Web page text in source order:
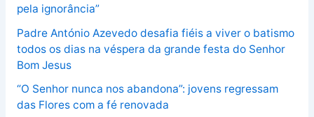
pela ignorância”
Padre António Azevedo desafia fiéis a viver o batismo
todos os dias na véspera da grande festa do Senhor
Bom Jesus
“O Senhor nunca nos abandona”: jovens regressam
das Flores com a fé renovada